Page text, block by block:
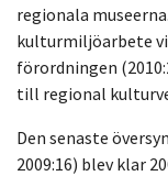
regionala
kulturmiljöarbete
förordningen
till regional
Den senaste
2009:16) blev klar